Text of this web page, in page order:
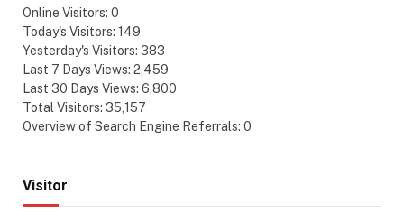
Online Visitors: 0
Today's Visitors: 149
Yesterday's Visitors: 383
Last 7 Days Views: 2,459
Last 30 Days Views: 6,800
Total Visitors: 35,157
Overview of Search Engine Referrals: 0
Visitor